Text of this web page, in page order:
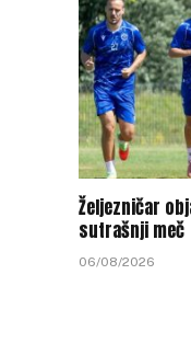
Željezničar
sutrašnji meč
06/08/2026